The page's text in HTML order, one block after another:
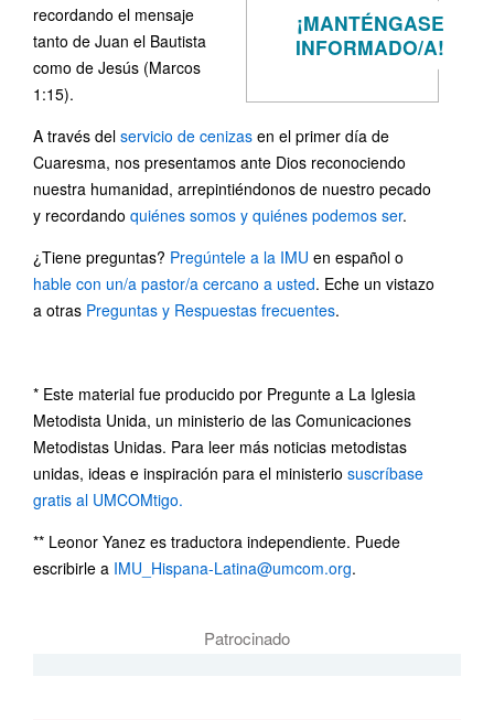
¡MANTÉNGASE
INFORMADO/A!
recordando el mensaje
tanto de Juan el Bautista
como de Jesús (Marcos
1:15).
A través del servicio de cenizas en el primer día de
Cuaresma, nos presentamos ante Dios reconociendo
nuestra humanidad, arrepintiéndonos de nuestro pecado
y recordando quiénes somos y quiénes podemos ser.
¿Tiene preguntas? Pregúntele a la IMU en español o
hable con un/a pastor/a cercano a usted. Eche un vistazo
a otras Preguntas y Respuestas frecuentes.
* Este material fue producido por Pregunte a La Iglesia
Metodista Unida, un ministerio de las Comunicaciones
Metodistas Unidas. Para leer más noticias metodistas
unidas, ideas e inspiración para el ministerio suscríbase
gratis al UMCOMtigo.
** Leonor Yanez es traductora independiente. Puede
escribirle a IMU_Hispana-Latina@umcom.org.
Patrocinado